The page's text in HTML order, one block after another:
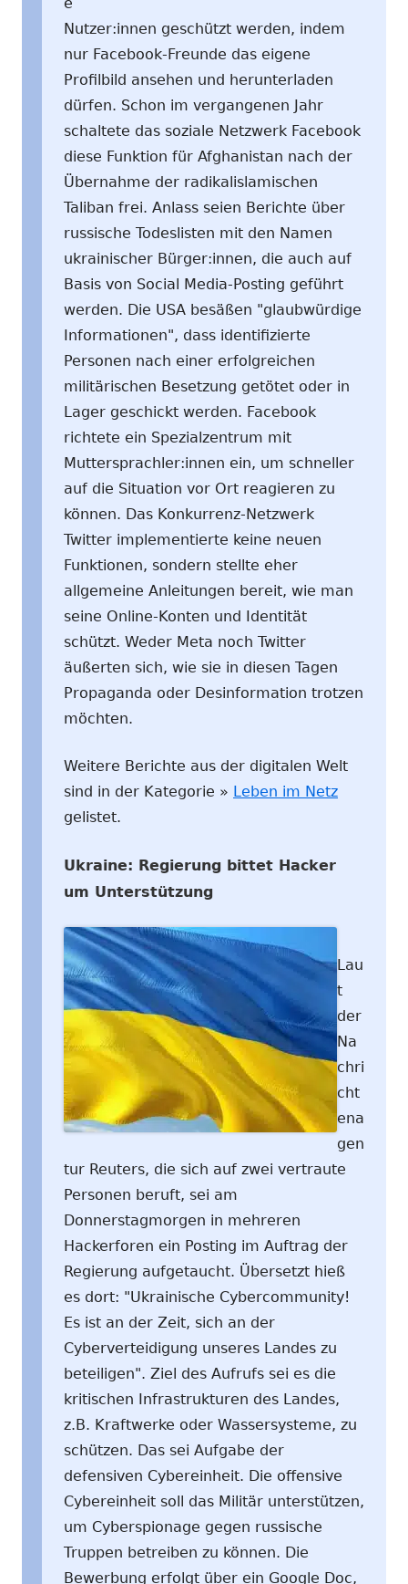
Nutzer:innen geschützt werden, indem
nur Facebook-Freunde das eigene
Profilbild ansehen und herunterladen
dürfen. Schon im vergangenen Jahr
schaltete das soziale Netzwerk Facebook
diese Funktion für Afghanistan nach der
Übernahme der radikalislamischen
Taliban frei. Anlass seien Berichte über
russische Todeslisten mit den Namen
ukrainischer Bürger:innen, die auch auf
Basis von Social Media-Posting geführt
werden. Die USA besäßen "glaubwürdige
Informationen", dass identifizierte
Personen nach einer erfolgreichen
militärischen Besetzung getötet oder in
Lager geschickt werden. Facebook
richtete ein Spezialzentrum mit
Muttersprachler:innen ein, um schneller
auf die Situation vor Ort reagieren zu
können. Das Konkurrenz-Netzwerk
Twitter implementierte keine neuen
Funktionen, sondern stellte eher
allgemeine Anleitungen bereit, wie man
seine Online-Konten und Identität
schützt. Weder Meta noch Twitter
äußerten sich, wie sie in diesen Tagen
Propaganda oder Desinformation trotzen
möchten.
Weitere Berichte aus der digitalen Welt
sind in der Kategorie » Leben im Netz
gelistet.
Ukraine: Regierung bittet Hacker
um Unterstützung
Lau
t
der
Na
chri
cht
ena
gen
tur Reuters, die sich auf zwei vertraute
Personen beruft, sei am
Donnerstagmorgen in mehreren
Hackerforen ein Posting im Auftrag der
Regierung aufgetaucht. Übersetzt hieß
es dort: "Ukrainische Cybercommunity!
Es ist an der Zeit, sich an der
Cyberverteidigung unseres Landes zu
beteiligen". Ziel des Aufrufs sei es die
kritischen Infrastrukturen des Landes,
z.B. Kraftwerke oder Wassersysteme, zu
schützen. Das sei Aufgabe der
defensiven Cybereinheit. Die offensive
Cybereinheit soll das Militär unterstützen,
um Cyberspionage gegen russische
Truppen betreiben zu können. Die
Bewerbung erfolgt über ein Google Doc,